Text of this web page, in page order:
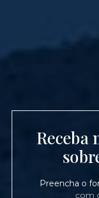
Receba
Preencha o
com